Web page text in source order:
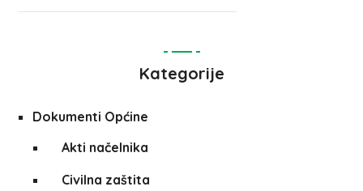
Kategorije
Dokumenti Općine
Akti načelnika
Civilna zaštita